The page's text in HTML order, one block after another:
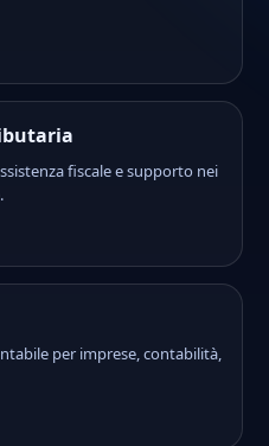
fiscale e supporto nei
per imprese, contabilità,